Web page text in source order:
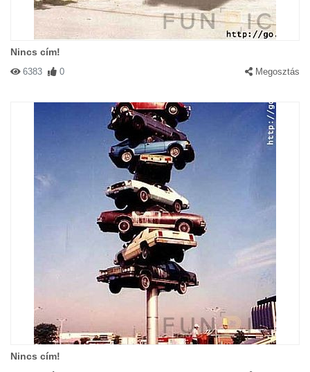
Nincs cím!
6383 0 Megosztás
Nincs cím!